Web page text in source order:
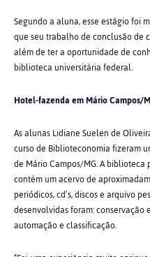
Segundo a aluna, esse estágio foi
que seu trabalho de conclusão de
além de ter a oportunidade de
biblioteca universitária federal.
Hotel-fazenda em Mário Campos/
As alunas Lidiane Suelen de
curso de Biblioteconomia fizeram
de Mário Campos/MG. A
contém um acervo de
periódicos, cd’s, discos e arquivo
desenvolvidas foram: conservação
automação e classificação.